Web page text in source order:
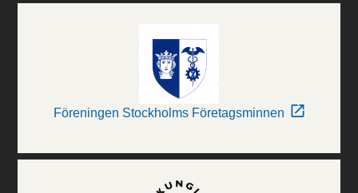
Föreningen Stockholms Företagsminnen